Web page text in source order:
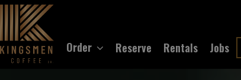
Order Reserve Rentals Jobs